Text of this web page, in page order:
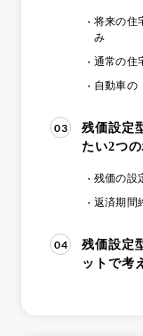
将来の住
み
通常の住
自動車の
03
残価設定
たい2つ
残価の設
返済期間
04
残価設定
ットで考